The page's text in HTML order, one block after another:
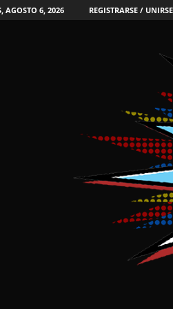
AGOSTO 6, 2026 REGISTRARSE / UNIRSE